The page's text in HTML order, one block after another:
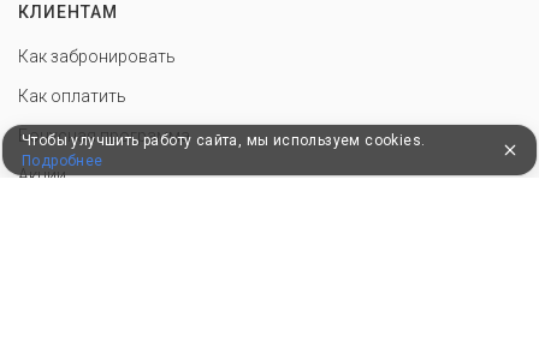
КЛИЕНТАМ
Как забронировать
Как оплатить
Бонусная программа
Акции
Чтобы улучшить работу сайта, мы используем cookies.
Подробнее